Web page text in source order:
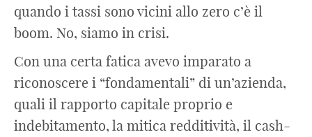
quando i tassi sono vicini allo zero c’è il
boom. No, siamo in crisi.
Con una certa fatica avevo imparato a
riconoscere i “fondamentali” di un’azienda,
quali il rapporto capitale proprio e
indebitamento, la mitica redditività, il cash-